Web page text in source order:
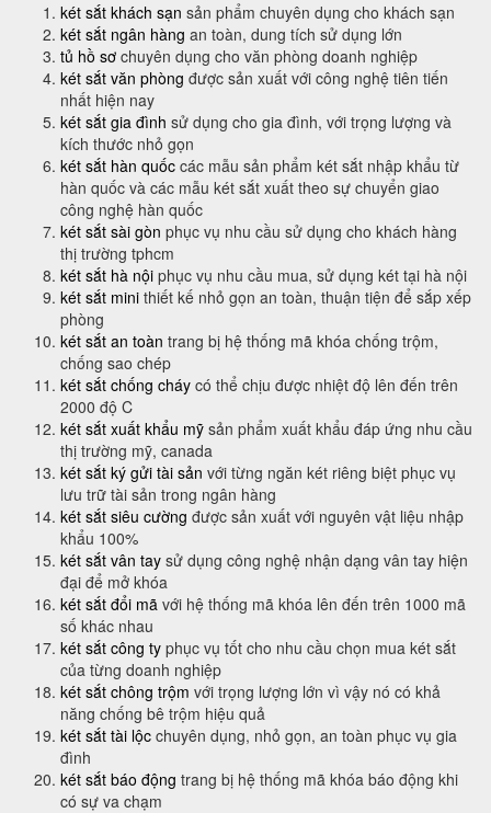
két sắt khách sạn sản phẩm chuyên dụng cho khách sạn
két sắt ngân hàng an toàn, dung tích sử dụng lớn
tủ hồ sơ chuyên dụng cho văn phòng doanh nghiệp
két sắt văn phòng được sản xuất với công nghệ tiên tiến
nhất hiện nay
két sắt gia đình sử dụng cho gia đình, với trọng lượng và
kích thước nhỏ gọn
két sắt hàn quốc các mẫu sản phẩm két sắt nhập khẩu từ
hàn quốc và các mẫu két sắt xuất theo sự chuyển giao
công nghệ hàn quốc
két sắt sài gòn phục vụ nhu cầu sử dụng cho khách hàng
thị trường tphcm
két sắt hà nội phục vụ nhu cầu mua, sử dụng két tại hà nội
két sắt mini thiết kế nhỏ gọn an toàn, thuận tiện để sắp xếp
phòng
két sắt an toàn trang bị hệ thống mã khóa chống trộm,
chống sao chép
két sắt chống cháy có thể chịu được nhiệt độ lên đến trên
2000 độ C
két sắt xuất khẩu mỹ sản phẩm xuất khẩu đáp ứng nhu cầu
thị trường mỹ, canada
két sắt ký gửi tài sản với từng ngăn két riêng biệt phục vụ
lưu trữ tài sản trong ngân hàng
két sắt siêu cường được sản xuất với nguyên vật liệu nhập
khẩu 100%
két sắt vân tay sử dụng công nghệ nhận dạng vân tay hiện
đại để mở khóa
két sắt đổi mã với hệ thống mã khóa lên đến trên 1000 mã
số khác nhau
két sắt công ty phục vụ tốt cho nhu cầu chọn mua két sắt
của từng doanh nghiệp
két sắt chông trộm với trọng lượng lớn vì vậy nó có khả
năng chống bê trộm hiệu quả
két sắt tài lộc chuyên dụng, nhỏ gọn, an toàn phục vụ gia
đình
két sắt báo động trang bị hệ thống mã khóa báo động khi
có sự va chạm